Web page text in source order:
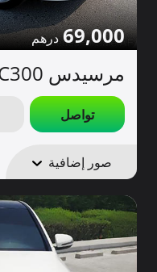
69,000
مرسيدس C300 للبيع
تواصل
صور إضافية